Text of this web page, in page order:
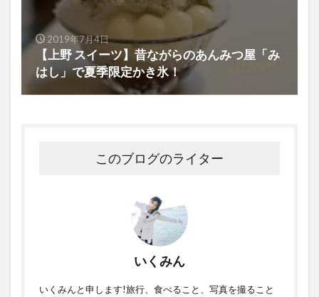
2019年7月4日
【上野 スイーツ】昔ながらのあんみつ屋「み
はし」で夏季限定かき氷！
このブログのライター
いくみん
いくみんと申します!旅行、食べること、写真を撮ること